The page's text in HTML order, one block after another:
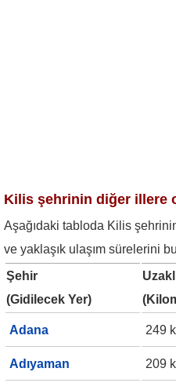
Kilis şehrinin diğer illere
Aşağıdaki tabloda Kilis
ve yaklaşık ulaşım sürelerini
Şehir
(Gidilecek Yer)
Adana 249
Adıyaman 209